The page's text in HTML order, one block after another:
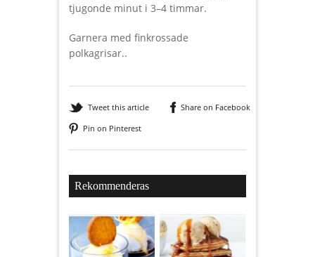
tjugonde minut i 3–4 timmar.
Garnera med finkrossade
polkagrisar..
Tweet this article
Share on Facebook
Pin on Pinterest
Rekommenderas